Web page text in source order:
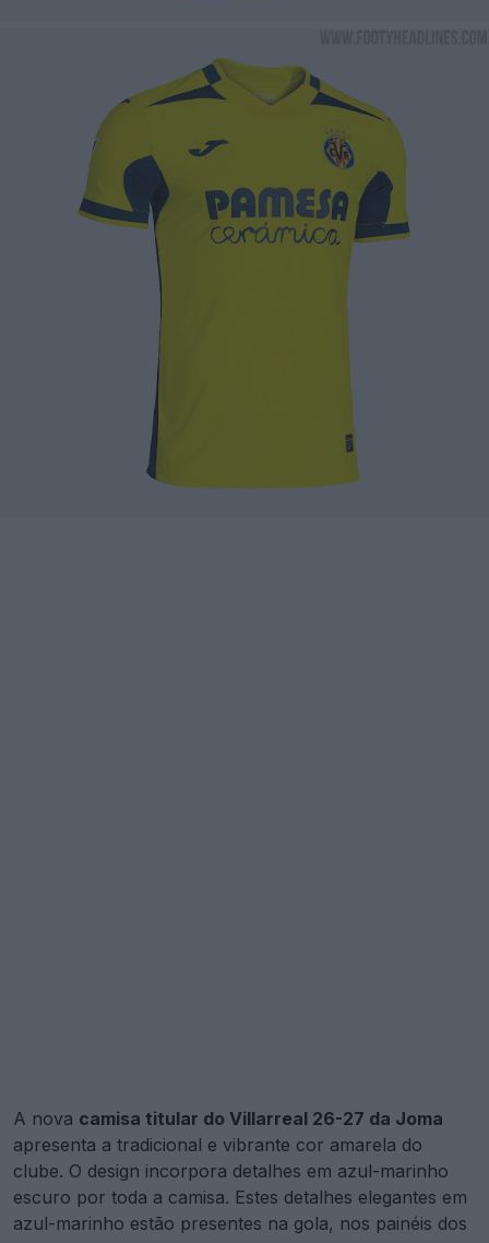
A nova camisa titular do Villarreal 26-27 da Joma
apresenta a tradicional e vibrante cor amarela do
clube. O design incorpora detalhes em azul-marinho
escuro por toda a camisa. Estes detalhes elegantes em
azul-marinho estão presentes na gola, nos painéis dos